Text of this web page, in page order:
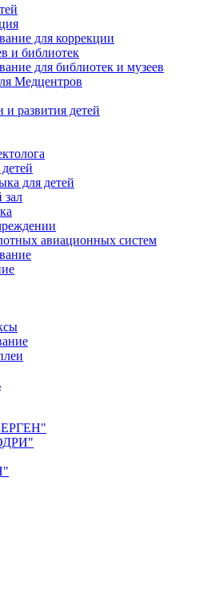
для коррекции
и библиотек
для библиотек и музеев
Медцентров
развития детей
для детей
зал
авиационных систем